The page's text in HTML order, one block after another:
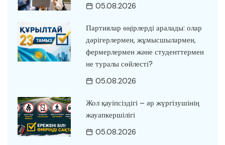
05.08.2026
Партиялар өңірлерді аралады: олар
дәрігерлермен, жұмысшылармен,
фермерлермен және студенттермен
не туралы сөйлесті?
05.08.2026
Жол қауіпсіздігі – әр жүргізушінің
жауапкершілігі
05.08.2026